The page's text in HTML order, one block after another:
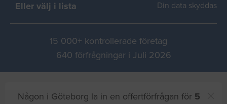
Eller välj i lista Din data skyddas
15 000+ kontrollerade företag
640 förfrågningar i Juli 2026
Någon i Göteborg la in en offertförfrågan för 5